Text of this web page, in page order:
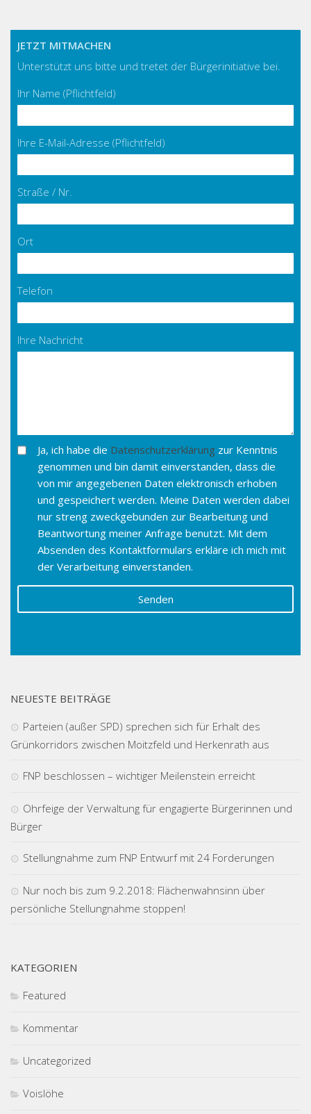
JETZT MITMACHEN
Unterstützt uns bitte und tretet der Bürgerinitiative bei.
Ihr Name (Pflichtfeld)
Ihre E-Mail-Adresse (Pflichtfeld)
Straße / Nr.
Ort
Telefon
Ihre Nachricht
Ja, ich habe die Datenschutzerklärung zur Kenntnis
genommen und bin damit einverstanden, dass die
von mir angegebenen Daten elektronisch erhoben
und gespeichert werden. Meine Daten werden dabei
nur streng zweckgebunden zur Bearbeitung und
Beantwortung meiner Anfrage benutzt. Mit dem
Absenden des Kontaktformulars erkläre ich mich mit
der Verarbeitung einverstanden.
NEUESTE BEITRÄGE
Parteien (außer SPD) sprechen sich für Erhalt des
Grünkorridors zwischen Moitzfeld und Herkenrath aus
FNP beschlossen – wichtiger Meilenstein erreicht
Ohrfeige der Verwaltung für engagierte Bürgerinnen und
Bürger
Stellungnahme zum FNP Entwurf mit 24 Forderungen
Nur noch bis zum 9.2.2018: Flächenwahnsinn über
persönliche Stellungnahme stoppen!
KATEGORIEN
Featured
Kommentar
Uncategorized
Voislöhe